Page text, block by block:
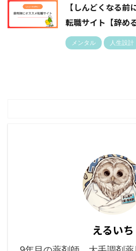
【しんどくなる前
転職サイト【辞め
メンタル 人生設計
えるいち